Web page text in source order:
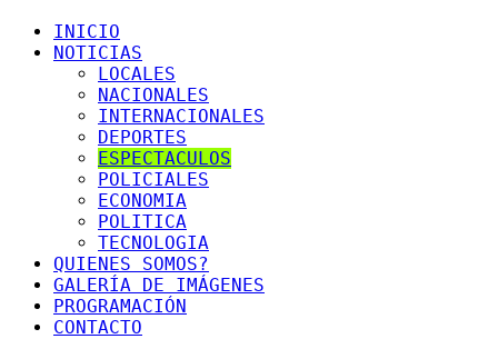
INICIO
NOTICIAS
LOCALES
NACIONALES
INTERNACIONALES
DEPORTES
ESPECTACULOS
POLICIALES
ECONOMIA
POLITICA
TECNOLOGIA
QUIENES SOMOS?
GALERÍA DE IMÁGENES
PROGRAMACIÓN
CONTACTO